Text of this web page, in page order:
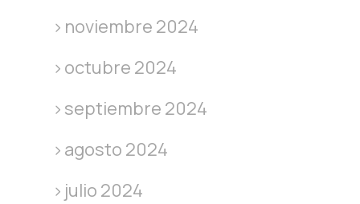
noviembre 2024
octubre 2024
septiembre 2024
agosto 2024
julio 2024